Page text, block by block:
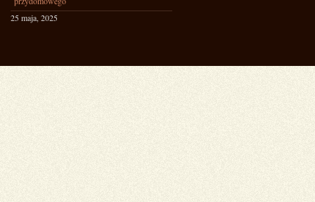
25 maja, 2025